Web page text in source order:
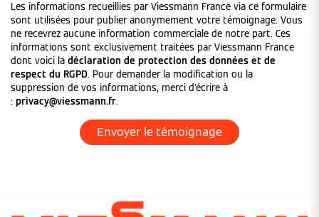
Les informations recueillies par Viessmann France via ce formulaire
sont utilisées pour publier anonymement votre témoignage. Vous
ne recevrez aucune information commerciale de notre part. Ces
informations sont exclusivement traitées par Viessmann France
dont voici la déclaration de protection des données et de
respect du RGPD. Pour demander la modification ou la
suppression de vos informations, merci d'écrire à
: privacy@viessmann.fr.